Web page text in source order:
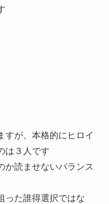
すが、本格的にヒロイ
は３人です
か読ませないバランス
った誰得選択ではな